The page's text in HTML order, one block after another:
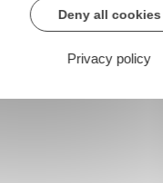
Deny all cookies
Privacy policy